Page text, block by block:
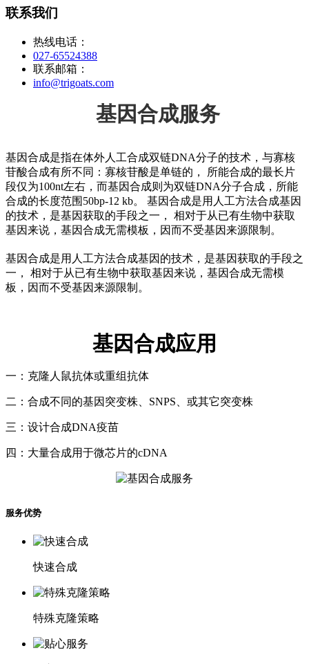
联系我们
热线电话：
027-65524388
联系邮箱：
info@trigoats.com
基因合成服务
基因合成是指在体外人工合成双链DNA分子的技术，与寡核
苷酸合成有所不同：寡核苷酸是单链的， 所能合成的最长片
段仅为100nt左右，而基因合成则为双链DNA分子合成，所能
合成的长度范围50bp-12 kb。 基因合成是用人工方法合成基因
的技术，是基因获取的手段之一， 相对于从已有生物中获取
基因来说，基因合成无需模板，因而不受基因来源限制。
基因合成是用人工方法合成基因的技术，是基因获取的手段之
一， 相对于从已有生物中获取基因来说，基因合成无需模
板，因而不受基因来源限制。
基因合成应用
一：克隆人鼠抗体或重组抗体
二：合成不同的基因突变株、SNPS、或其它突变株
三：设计合成DNA疫苗
四：大量合成用于微芯片的cDNA
服务优势
快速合成
特殊克隆策略